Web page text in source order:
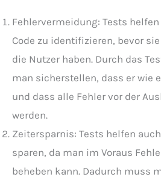
Fehlervermeidung: Tests
Code zu identifizieren, bevor
die Nutzer haben. Durch das
man sicherstellen, dass er wie
und dass alle Fehler vor der
werden.
Zeitersparnis: Tests helfen
sparen, da man im Voraus
beheben kann. Dadurch muss